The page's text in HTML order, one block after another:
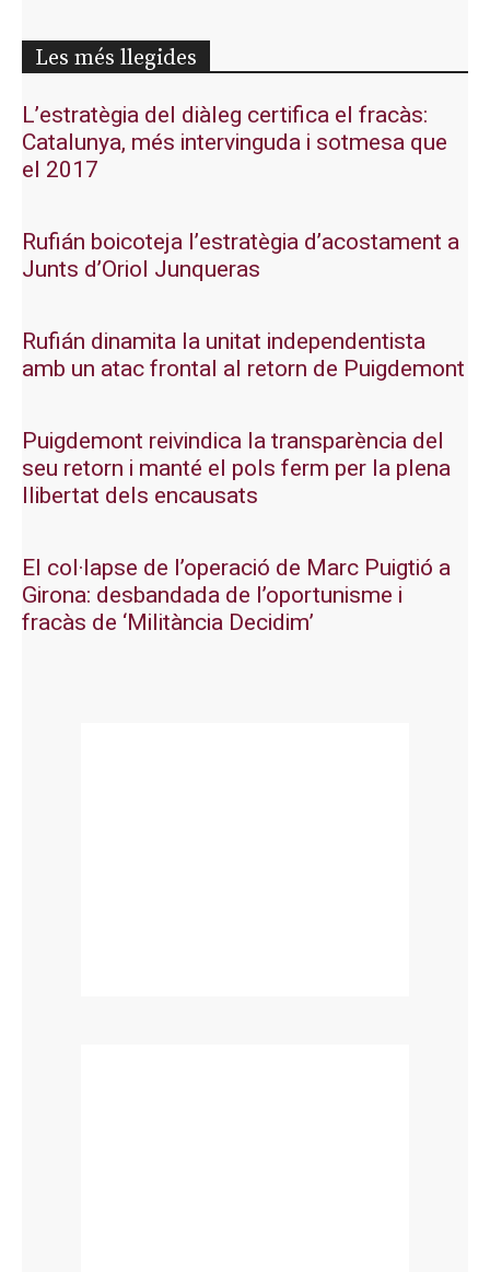
Les més llegides
L’estratègia del diàleg certifica el fracàs:
Catalunya, més intervinguda i sotmesa que
el 2017
Rufián boicoteja l’estratègia d’acostament a
Junts d’Oriol Junqueras
Rufián dinamita la unitat independentista
amb un atac frontal al retorn de Puigdemont
Puigdemont reivindica la transparència del
seu retorn i manté el pols ferm per la plena
llibertat dels encausats
El col·lapse de l’operació de Marc Puigtió a
Girona: desbandada de l’oportunisme i
fracàs de ‘Militància Decidim’